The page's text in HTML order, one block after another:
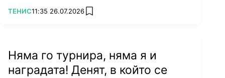
ПОВЕЧЕ ОТ
ТЕНИС11:35 26.07.2026 add favorites
Няма го турнира, няма я и
наградата! Денят, в който се